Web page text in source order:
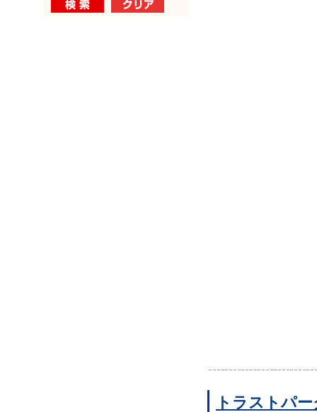
トラストパ